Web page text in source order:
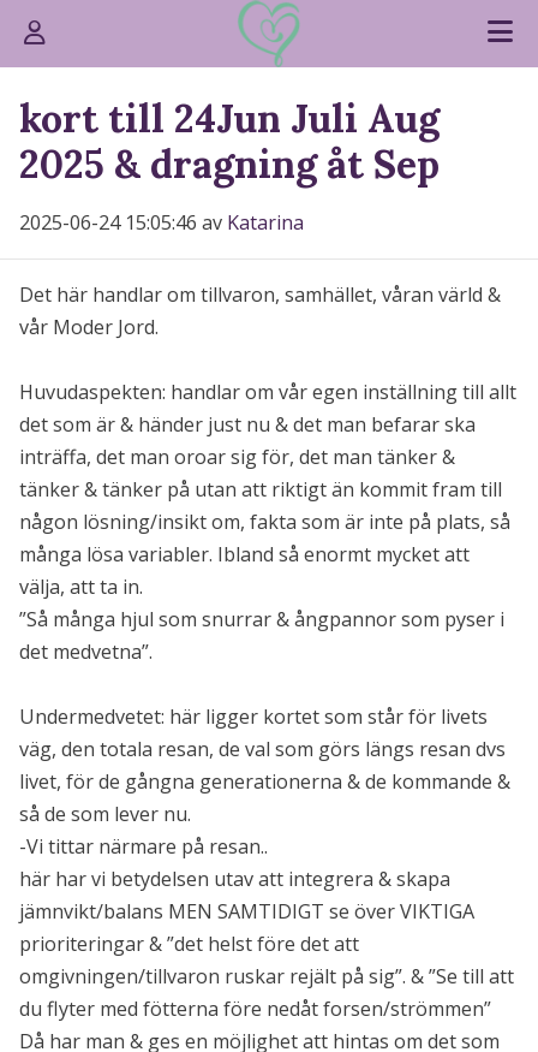
kort till 24Jun Juli Aug
2025 & dragning åt Sep
2025-06-24 15:05:46 av Katarina
Det här handlar om tillvaron, samhället, våran värld &
vår Moder Jord.
Huvudaspekten: handlar om vår egen inställning till allt
det som är & händer just nu & det man befarar ska
inträffa, det man oroar sig för, det man tänker &
tänker & tänker på utan att riktigt än kommit fram till
någon lösning/insikt om, fakta som är inte på plats, så
många lösa variabler. Ibland så enormt mycket att
välja, att ta in.
”Så många hjul som snurrar & ångpannor som pyser i
det medvetna”.
Undermedvetet: här ligger kortet som står för livets
väg, den totala resan, de val som görs längs resan dvs
livet, för de gångna generationerna & de kommande &
så de som lever nu.
-Vi tittar närmare på resan..
här har vi betydelsen utav att integrera & skapa
jämnvikt/balans MEN SAMTIDIGT se över VIKTIGA
prioriteringar & ”det helst före det att
omgivningen/tillvaron ruskar rejält på sig”. & ”Se till att
du flyter med fötterna före nedåt forsen/strömmen”
Då har man & ges en möjlighet att hintas om det som